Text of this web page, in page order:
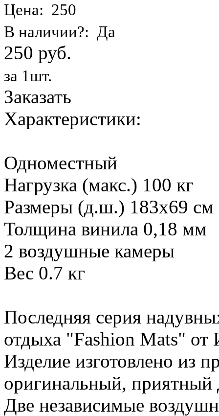
Цена: 250
В наличии?: Да
250 руб.
за 1шт.
Заказать
Характеристики:
Одноместный
Нагрузка (макс.) 100 кг
Размеры (д.ш.) 183х69 см
Толщина винила 0,18 мм
2 воздушные камеры
Вес 0.7 кг
Последняя серия
отдыха "Fashion Mats"
Изделие изготовлено из
оригинальный, приятный
Две независимые